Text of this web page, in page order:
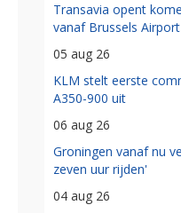
Transavia opent
vanaf Brussels Airport
05 aug 26
KLM stelt eerste
A350-900 uit
06 aug 26
Groningen vanaf nu
zeven uur rijden'
04 aug 26